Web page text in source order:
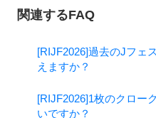
関連するFAQ
[RIJF2026]過去のJフェ
えますか？
[RIJF2026]1枚のクロー
いですか？